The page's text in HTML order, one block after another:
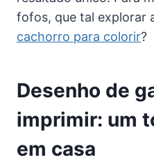
fofos, que tal explorar
cachorro para colorir?
Desenho de
imprimir: um
em casa